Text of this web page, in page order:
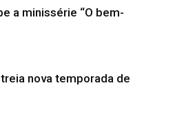
a minissérie “O bem-
nova temporada de